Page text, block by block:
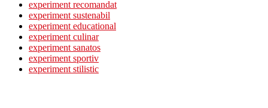
experiment recomandat
experiment sustenabil
experiment educational
experiment culinar
experiment sanatos
experiment sportiv
experiment stilistic